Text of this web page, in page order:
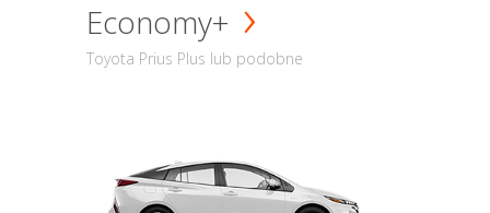
Economy+
Toyota Prius Plus lub podobne